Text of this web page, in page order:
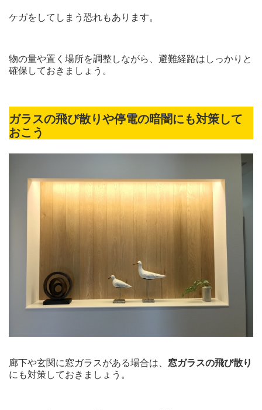
ケガをしてしまう恐れもあります。
物の量や置く場所を調整しながら、避難経路はしっかりと
確保しておきましょう。
ガラスの飛び散りや停電の暗闇にも対策して
おこう
廊下や玄関に窓ガラスがある場合は、 窓ガラスの飛び散り
にも対策しておきましょう。